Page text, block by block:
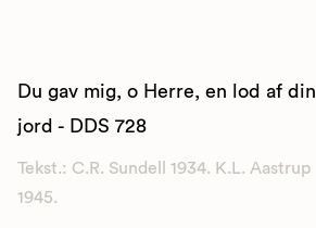
Du gav mig, o Herre, en lod af din
jord - DDS 728
Tekst.: C.R. Sundell 1934. K.L. Aastrup
1945.